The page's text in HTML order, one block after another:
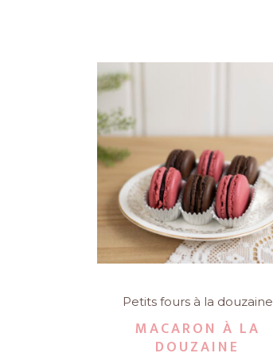
Petits fours à la douzaine
MACARON À LA
DOUZAINE